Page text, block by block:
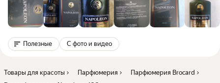
Полезные С фото и видео
Товары для красоты Парфюмерия
Парфюмерия Brocard